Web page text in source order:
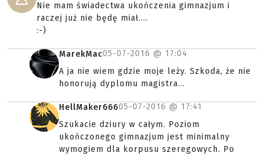
Nie mam świadectwa ukończenia gimnazjum i
raczej już nie będę miał....
:-)
MarekMac05-07-2016 @ 17:04
A ja nie wiem gdzie moje leży. Szkoda, że nie
honorują dyplomu magistra...
HellMaker66605-07-2016 @ 17:41
Szukacie dziury w całym. Poziom
ukończonego gimnazjum jest minimalny
wymogiem dla korpusu szeregowych. Po